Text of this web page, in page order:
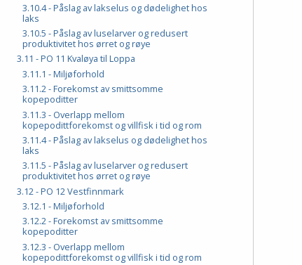
3.10.4 - Påslag av lakselus og dødelighet hos
laks
3.10.5 - Påslag av luselarver og redusert
produktivitet hos ørret og røye
3.11 - PO 11 Kvaløya til Loppa
3.11.1 - Miljøforhold
3.11.2 - Forekomst av smittsomme
kopepoditter
3.11.3 - Overlapp mellom
kopepodittforekomst og villfisk i tid og rom
3.11.4 - Påslag av lakselus og dødelighet hos
laks
3.11.5 - Påslag av luselarver og redusert
produktivitet hos ørret og røye
3.12 - PO 12 Vestfinnmark
3.12.1 - Miljøforhold
3.12.2 - Forekomst av smittsomme
kopepoditter
3.12.3 - Overlapp mellom
kopepodittforekomst og villfisk i tid og rom